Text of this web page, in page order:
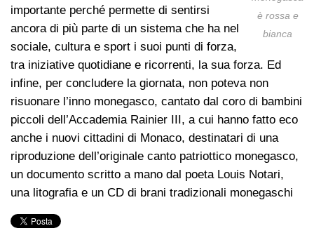
è rossa e
bianca
importante perché permette di sentirsi
ancora di più parte di un sistema che ha nel
sociale, cultura e sport i suoi punti di forza,
tra iniziative quotidiane e ricorrenti, la sua forza. Ed
infine, per concludere la giornata, non poteva non
risuonare l’inno monegasco, cantato dal coro di bambini
piccoli dell’Accademia Rainier III, a cui hanno fatto eco
anche i nuovi cittadini di Monaco, destinatari di una
riproduzione dell’originale canto patriottico monegasco,
un documento scritto a mano dal poeta Louis Notari,
una litografia e un CD di brani tradizionali monegaschi